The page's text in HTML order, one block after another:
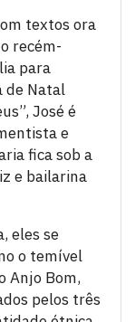
textos ora
recém-
para
de Natal
José é
e
fica sob a
e bailarina
eles se
o temível
Anjo Bom,
pelos três